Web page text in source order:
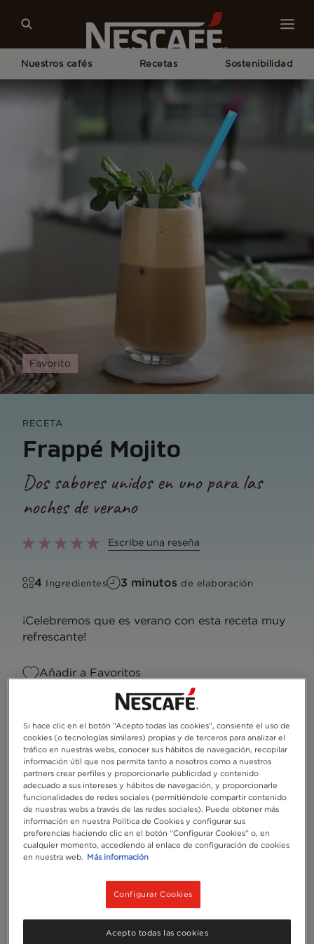
Nuestros cafés Recetas Sostenibilidad
RECETA
Frappé Mojito
Dos sabores unidos en uno para las
noches de verano
Escribe una reseña
4 Ingredientes 3 minutos de elaboración
¡Celebremos que es verano con esta receta muy
refrescante!
Añadir a Favoritos
Favorito
Raciones1
Si hace clic en el botón “Acepto todas las cookies”, consiente el uso de
cookies (o tecnologías similares) propias y de terceros para analizar el
tráfico en nuestras webs, conocer sus hábitos de navegación, recopilar
información útil que nos permita tanto a nosotros como a nuestros
partners crear perfiles y proporcionarle publicidad y contenido
adecuado a sus intereses y hábitos de navegación, y proporcionarle
funcionalidades de redes sociales (permitiéndole compartir contenido
de nuestras webs a través de las redes sociales). Puede obtener más
información en nuestra Política de Cookies y configurar sus
preferencias haciendo clic en el botón “Configurar Cookies” o, en
cualquier momento, accediendo al enlace de configuración de cookies
en nuestra web. Más información
Configurar Cookies
Acepto todas las cookies